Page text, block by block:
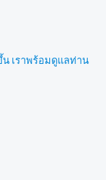
เราพร้อมดูแลท่าน